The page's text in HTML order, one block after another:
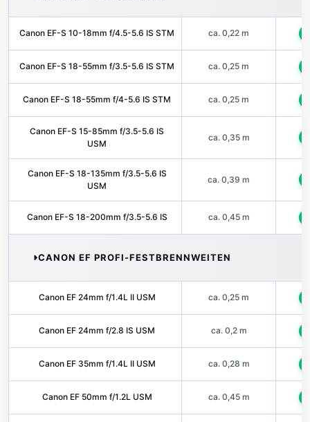
Canon EF-S 10-18mm f/4.5-5.6 IS STM ca. 0,22 m
Canon EF-S 18-55mm f/3.5-5.6 IS STM ca. 0,25 m
Canon EF-S 18-55mm f/4-5.6 IS STM ca. 0,25 m
Canon EF-S 15-85mm f/3.5-5.6 IS
USM
ca. 0,35 m
Canon EF-S 18-135mm f/3.5-5.6 IS
USM
ca. 0,39 m
Canon EF-S 18-200mm f/3.5-5.6 IS ca. 0,45 m
CANON EF PROFI-FESTBRENNWEITEN
Canon EF 24mm f/1.4L II USM ca. 0,25 m
Canon EF 24mm f/2.8 IS USM ca. 0,2 m
Canon EF 35mm f/1.4L II USM ca. 0,28 m
Canon EF 50mm f/1.2L USM ca. 0,45 m